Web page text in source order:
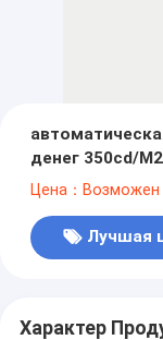
денег 350cd/
Цена：Возможен
Лучшая
Характер